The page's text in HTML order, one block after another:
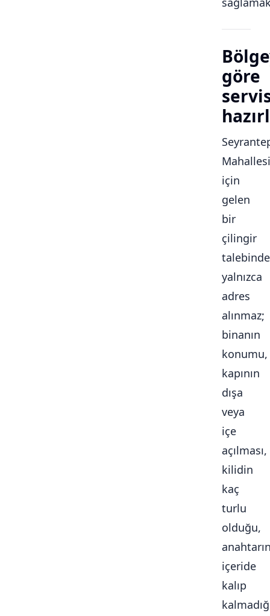
göre
Mahallesi
için
gelen
bir
çilingir
talebinde
yalnızca
adres
alınmaz;
binanın
konumu,
kapının
dışa
veya
içe
açılması,
kilidin
kaç
turlu
olduğu,
içeride
kalıp